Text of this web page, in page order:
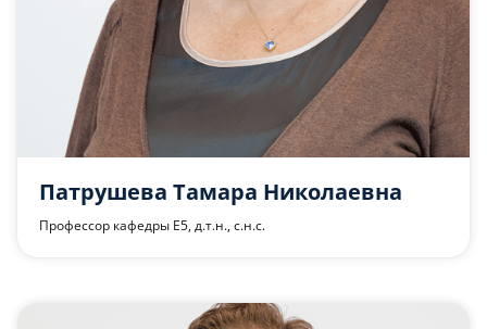
Патрушева Тамара Николаевна
Профессор кафедры Е5, д.т.н., с.н.с.